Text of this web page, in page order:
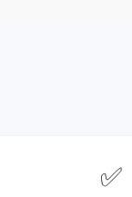
✅